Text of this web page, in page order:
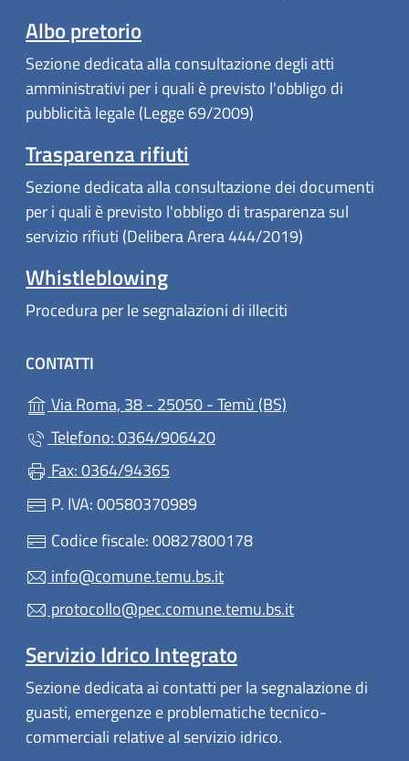
Albo pretorio
Sezione dedicata alla consultazione degli atti
amministrativi per i quali è previsto l'obbligo di
pubblicità legale (Legge 69/2009)
Trasparenza rifiuti
Sezione dedicata alla consultazione dei documenti
per i quali è previsto l'obbligo di trasparenza sul
servizio rifiuti (Delibera Arera 444/2019)
Whistleblowing
Procedura per le segnalazioni di illeciti
CONTATTI
Via Roma, 38 - 25050 - Temù (BS)
Telefono: 0364/906420
Fax: 0364/94365
P. IVA: 00580370989
Codice fiscale: 00827800178
info@comune.temu.bs.it
protocollo@pec.comune.temu.bs.it
Servizio Idrico Integrato
Sezione dedicata ai contatti per la segnalazione di
guasti, emergenze e problematiche tecnico-
commerciali relative al servizio idrico.